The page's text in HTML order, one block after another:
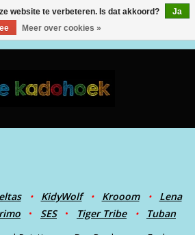
• KidyWolf • Krooom • Lena
• SES • Tiger Tribe •
Tuban
website te verbeteren. Is dat akkoord?
Ja
Meer over cookies »